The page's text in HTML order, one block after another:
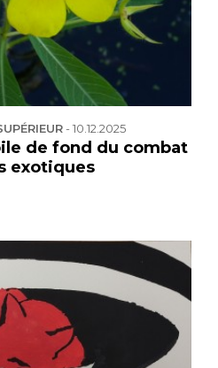
-10.12.2025
de fond du combat
exotiques